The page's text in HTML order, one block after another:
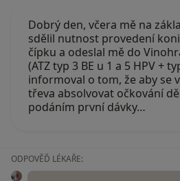
Dobrý den, včera mě na
sdělil nutnost provedení
čípku a odeslal mě do
(ATZ typ 3 BE u 1 a 5 HPV +
informoval o tom, že aby se
třeva absolvovat očkování
podáním první dávky…
ODPOVĚĎ LÉKAŘE: